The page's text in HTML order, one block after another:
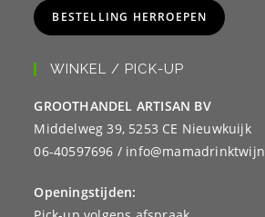
BESTELLING HERROEPEN
WINKEL / PICK-UP
GROOTHANDEL ARTISAN BV
Middelweg 39, 5253 CE Nieuwkuijk
06-40597696 /
Openingstijden: